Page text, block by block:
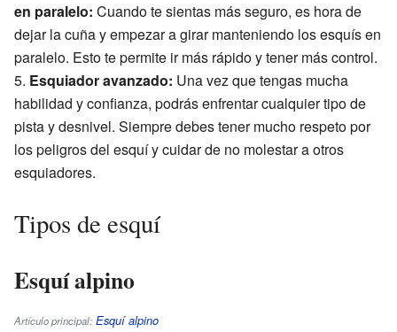
en paralelo: Cuando te sientas más seguro, es hora de
dejar la cuña y empezar a girar manteniendo los esquís en
paralelo. Esto te permite ir más rápido y tener más control.
5. Esquiador avanzado: Una vez que tengas mucha
habilidad y confianza, podrás enfrentar cualquier tipo de
pista y desnivel. Siempre debes tener mucho respeto por
los peligros del esquí y cuidar de no molestar a otros
esquiadores.
Tipos de esquí
Esquí alpino
Artículo principal: Esquí alpino